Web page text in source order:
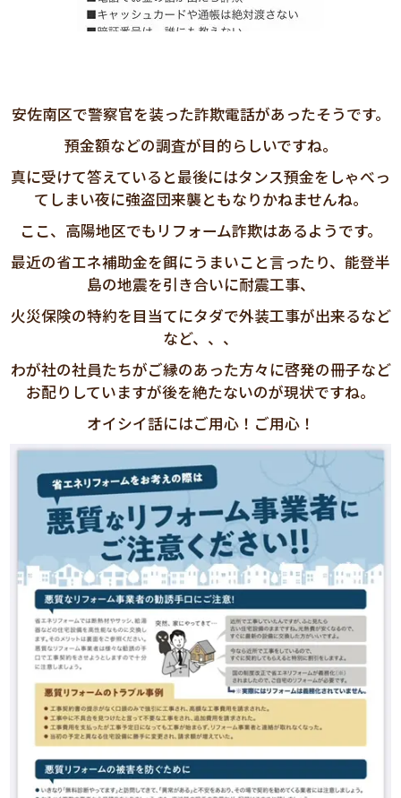
安佐南区で警察官を装った詐欺電話があったそうです。
預金額などの調査が目的らしいですね。
真に受けて答えていると最後にはタンス預金をしゃべっ
てしまい夜に強盗団来襲ともなりかねませんね。
ここ、高陽地区でもリフォーム詐欺はあるようです。
最近の省エネ補助金を餌にうまいこと言ったり、能登半
島の地震を引き合いに耐震工事、
火災保険の特約を目当てにタダで外装工事が出来るなど
など、、、
わが社の社員たちがご縁のあった方々に啓発の冊子など
お配りしていますが後を絶たないのが現状ですね。
オイシイ話にはご用心！ご用心！